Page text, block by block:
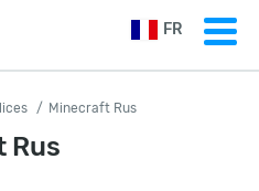
FR
Minecraft Rus
Rus